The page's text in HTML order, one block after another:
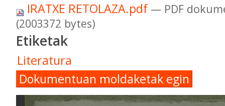
IRATXE RETOLAZA.pdf — PDF
(2003372 bytes)
Etiketak
Literatura
Dokumentuan moldaketak egin